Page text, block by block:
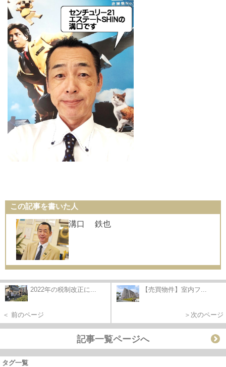
この記事を書いた人
溝口 鉄也
2022年の税制改正に...
＜ 前のページ
【売買物件】室内フ...
＞次のページ
記事一覧ページへ
タグ一覧